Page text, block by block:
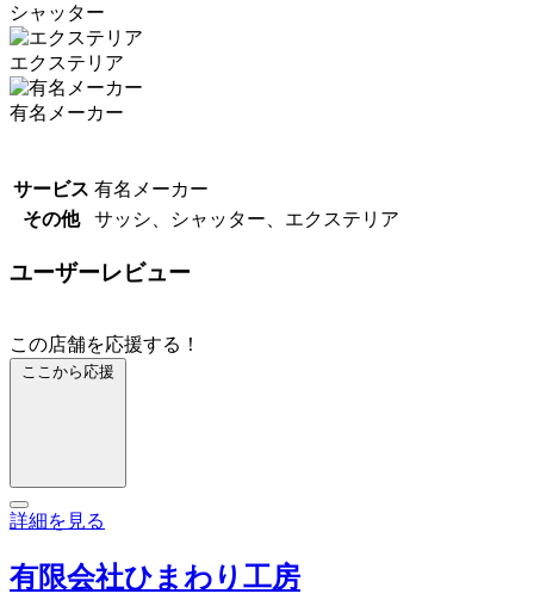
シャッター
エクステリア
有名メーカー
サービス 有名メーカー
その他
サッシ、シャッター、エクステリア
ユーザーレビュー
この店舗を応援する！
ここから応援
詳細を見る
有限会社ひまわり工房